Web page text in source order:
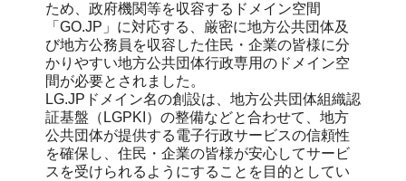
ため、政府機関等を収容するドメイン空間
「GO.JP」に対応する、厳密に地方公共団体及
び地方公務員を収容した住民・企業の皆様に分
かりやすい地方公共団体行政専用のドメイン空
間が必要とされました。
LG.JPドメイン名の創設は、地方公共団体組織認
証基盤（LGPKI）の整備などと合わせて、地方
公共団体が提供する電子行政サービスの信頼性
を確保し、住民・企業の皆様が安心してサービ
スを受けられるようにすることを目的としてい